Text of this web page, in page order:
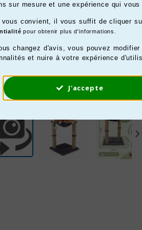
sur mesure et une expérience qui vous
convient, il vous suffit de cliquer
pour obtenir plus d'informations.
changez d'avis, vous pouvez
et nuire à votre expérience
J'accepte
